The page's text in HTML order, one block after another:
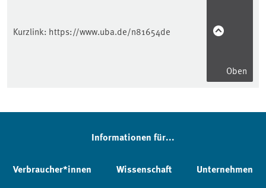
Kurzlink: https://www.uba.de/n81654de
Oben
Informationen für...
Verbraucher*innen Wissenschaft Unternehmen